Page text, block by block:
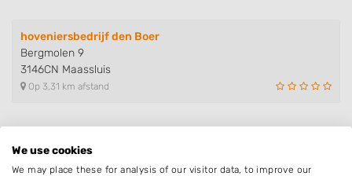
hoveniersbedrijf den Boer
Bergmolen 9
3146CN Maassluis
Op 3,31 km afstand
Bakker Allround Service
We use cookies
We may place these for analysis of our visitor data, to improve our